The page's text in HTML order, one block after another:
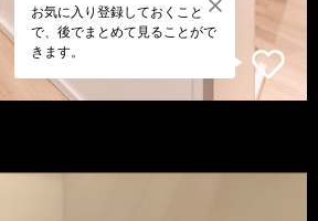
お気に入り登録しておくこと
で、後でまとめて見ることがで
きます。